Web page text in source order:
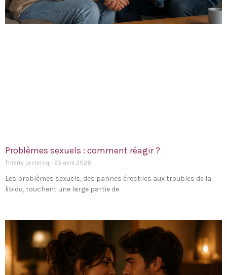
Problèmes sexuels : comment réagir ?
Thierry Leclercq 25 avril 2026
Les problèmes sexuels, des pannes érectiles aux troubles de la
libido, touchent une large partie de